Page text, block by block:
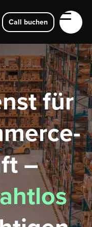
Call buchen
für
–